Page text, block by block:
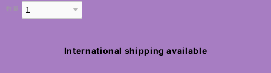
数量
International shipping available